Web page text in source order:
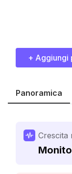
+ Aggiungi
Panoramica
Crescita